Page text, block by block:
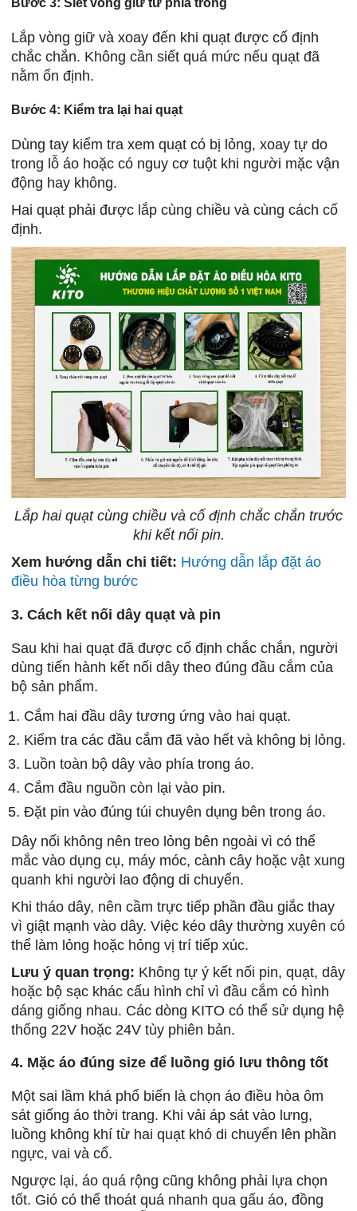
Lắp vòng giữ và xoay đến khi quạt được cố định
chắc chắn. Không cần siết quá mức nếu quạt đã
nằm ổn định.
Bước 4: Kiểm tra lại hai quạt
Dùng tay kiểm tra xem quạt có bị lỏng, xoay tự do
trong lỗ áo hoặc có nguy cơ tuột khi người mặc vận
động hay không.
Hai quạt phải được lắp cùng chiều và cùng cách cố
định.
Lắp hai quạt cùng chiều và cố định chắc chắn trước
khi kết nối pin.
Xem hướng dẫn chi tiết: Hướng dẫn lắp đặt áo
điều hòa từng bước
3. Cách kết nối dây quạt và pin
Sau khi hai quạt đã được cố định chắc chắn, người
dùng tiến hành kết nối dây theo đúng đầu cắm của
bộ sản phẩm.
Cắm hai đầu dây tương ứng vào hai quạt.
Kiểm tra các đầu cắm đã vào hết và không bị lỏng.
Luồn toàn bộ dây vào phía trong áo.
Cắm đầu nguồn còn lại vào pin.
Đặt pin vào đúng túi chuyên dụng bên trong áo.
Dây nối không nên treo lỏng bên ngoài vì có thể
mắc vào dụng cụ, máy móc, cành cây hoặc vật xung
quanh khi người lao động di chuyển.
Khi tháo dây, nên cầm trực tiếp phần đầu giắc thay
vì giật mạnh vào dây. Việc kéo dây thường xuyên có
thể làm lỏng hoặc hỏng vị trí tiếp xúc.
Lưu ý quan trọng: Không tự ý kết nối pin, quạt, dây
hoặc bộ sạc khác cấu hình chỉ vì đầu cắm có hình
dáng giống nhau. Các dòng KITO có thể sử dụng hệ
thống 22V hoặc 24V tùy phiên bản.
4. Mặc áo đúng size để luồng gió lưu thông tốt
Một sai lầm khá phổ biến là chọn áo điều hòa ôm
sát giống áo thời trang. Khi vải áp sát vào lưng,
luồng không khí từ hai quạt khó di chuyển lên phần
ngực, vai và cổ.
Ngược lại, áo quá rộng cũng không phải lựa chọn
tốt. Gió có thể thoát quá nhanh qua gấu áo, đồng